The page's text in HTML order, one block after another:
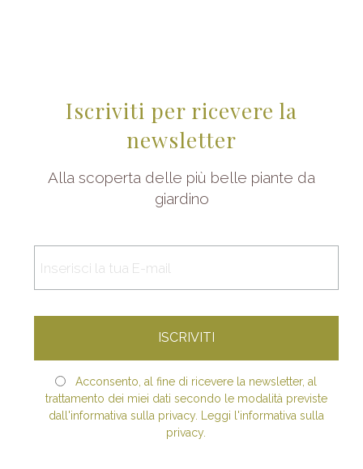
Iscriviti per ricevere la
newsletter
Alla scoperta delle più belle piante da
giardino
Acconsento, al fine di ricevere la newsletter, al
trattamento dei miei dati secondo le modalità previste
dall'informativa sulla privacy. Leggi l'informativa sulla
privacy.